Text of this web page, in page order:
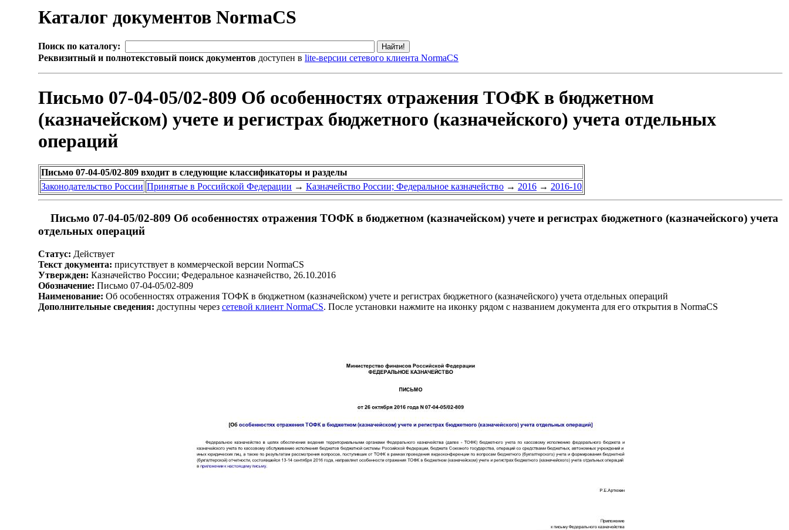
Каталог документов NormaCS
Поиск по каталогу:
Реквизитный и полнотекстовый поиск документов доступен в lite-версии сетевого клиента NormaCS
Письмо 07-04-05/02-809 Об особенностях отражения ТОФК в бюджетном
(казначейском) учете и регистрах бюджетного (казначейского) учета отдельных
операций
Письмо 07-04-05/02-809 входит в следующие классификаторы и разделы
Законодательство России Принятые в Российской Федерации → Казначейство России; Федеральное казначейство → 2016 → 2016-10
Письмо 07-04-05/02-809 Об особенностях отражения ТОФК в бюджетном (казначейском) учете и регистрах бюджетного (казначейского) учета
отдельных операций
Статус: Действует
Текст документа: присутствует в коммерческой версии NormaCS
Утвержден: Казначейство России; Федеральное казначейство, 26.10.2016
Обозначение: Письмо 07-04-05/02-809
Наименование: Об особенностях отражения ТОФК в бюджетном (казначейском) учете и регистрах бюджетного (казначейского) учета отдельных операций
Дополнительные сведения: доступны через сетевой клиент NormaCS. После установки нажмите на иконку рядом с названием документа для его открытия в NormaCS